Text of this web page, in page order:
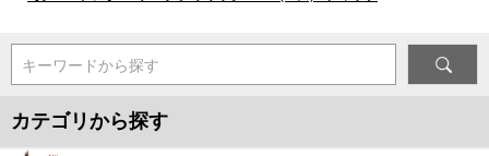
キーワードから探す
カテゴリから探す